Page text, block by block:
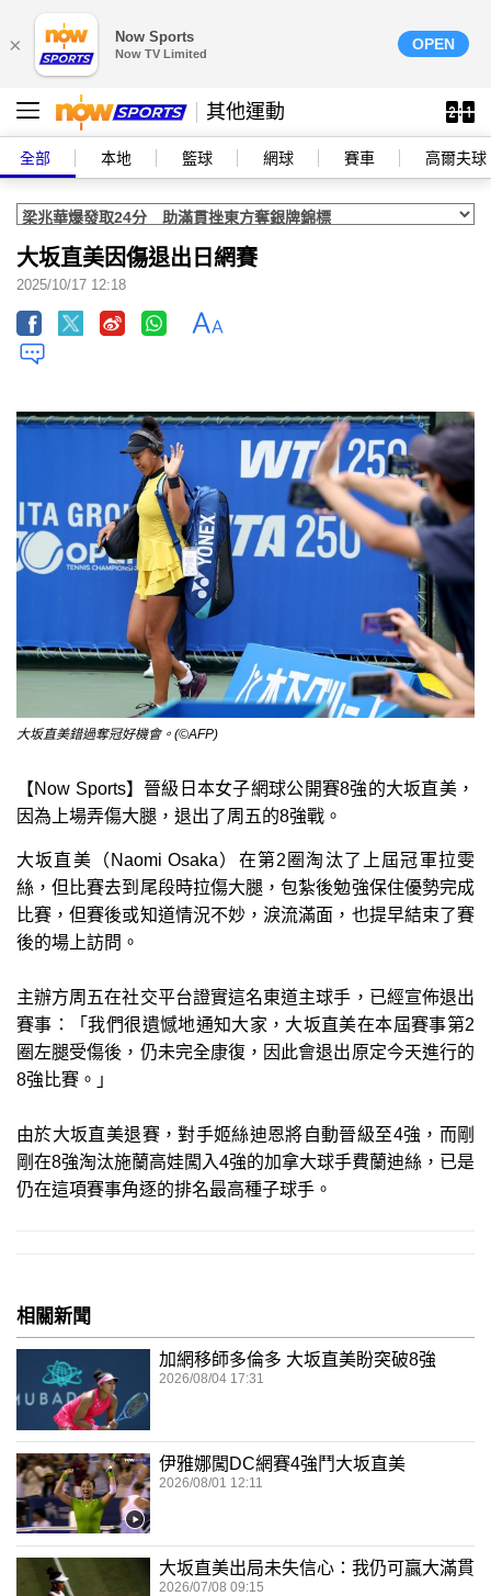
× Now Sports
Now TV Limited
OPEN
其他運動
全部 本地 籃球 網球 賽車 高爾夫球
大坂直美因傷退出日網賽
2025/10/17 12:18
大坂直美錯過奪冠好機會。(©AFP)
【Now Sports】晉級日本女子網球公開賽8強的大坂直美，
因為上場弄傷大腿，退出了周五的8強戰。
大坂直美（Naomi Osaka）在第2圈淘汰了上屆冠軍拉雯
絲，但比賽去到尾段時拉傷大腿，包紮後勉強保住優勢完成
比賽，但賽後或知道情況不妙，淚流滿面，也提早結束了賽
後的場上訪問。
主辦方周五在社交平台證實這名東道主球手，已經宣佈退出
賽事：「我們很遺憾地通知大家，大坂直美在本屆賽事第2
圈左腿受傷後，仍未完全康復，因此會退出原定今天進行的
8強比賽。」
由於大坂直美退賽，對手姬絲迪恩將自動晉級至4強，而剛
剛在8強淘汰施蘭高娃闖入4強的加拿大球手費蘭迪絲，已是
仍在這項賽事角逐的排名最高種子球手。
相關新聞
加網移師多倫多 大坂直美盼突破8強
2026/08/04 17:31
伊雅娜闖DC網賽4強鬥大坂直美
2026/08/01 12:11
大坂直美出局未失信心：我仍可贏大滿貫
2026/07/08 09:15